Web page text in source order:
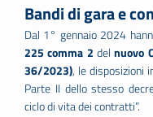
Bandi di gara e
Dal 1° gennaio 2024
225 comma 2 delnuovo
36/2023), le disposizioni
Parte II dello stesso
ciclo di vita dei contratti”.